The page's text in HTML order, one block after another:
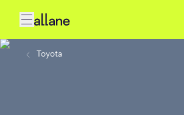
Toyota